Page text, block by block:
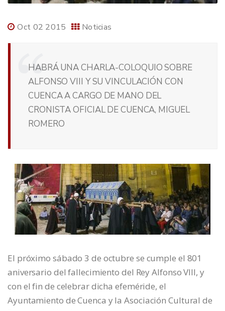
Oct 02 2015 Noticias
HABRÁ UNA CHARLA-COLOQUIO SOBRE
ALFONSO VIII Y SU VINCULACIÓN CON
CUENCA A CARGO DE MANO DEL
CRONISTA OFICIAL DE CUENCA, MIGUEL
ROMERO
El próximo sábado 3 de octubre se cumple el 801
aniversario del fallecimiento del Rey Alfonso VIII, y
con el fin de celebrar dicha efeméride, el
Ayuntamiento de Cuenca y la Asociación Cultural de